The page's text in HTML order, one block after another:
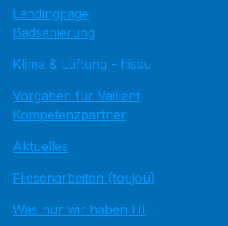
Landingpage
Badsanierung
Klima & Lüftung - hissu
Vorgaben für Vaillant
Kompetenzpartner
Aktuelles
Fliesenarbeiten (toujou)
Was nur wir haben HI